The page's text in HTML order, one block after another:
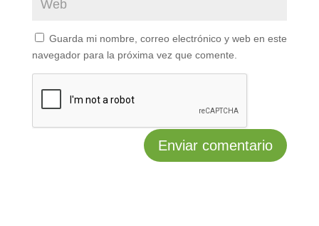
Guarda mi nombre, correo electrónico y web en este
navegador para la próxima vez que comente.